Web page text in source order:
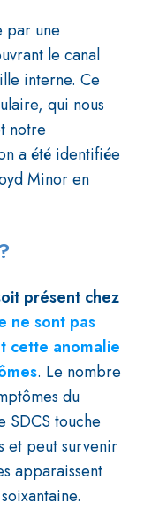
par une
le canal
interne. Ce
qui nous
notre
a été identifiée
Minor en
présent chez
ne sont pas
cette anomalie
. Le nombre
du
SDCS touche
et peut survenir
apparaissent